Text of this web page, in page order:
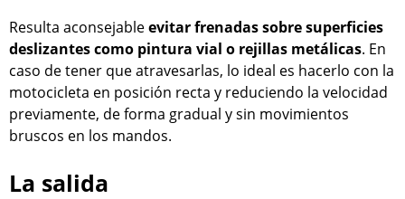
Resulta aconsejableevitar frenadas sobre superficies
deslizantes como pintura vial o rejillas metálicas. En
caso de tener que atravesarlas, lo ideal es hacerlo con la
motocicleta en posición recta y reduciendo la velocidad
previamente, de forma gradual y sin movimientos
bruscos en los mandos.
La salida